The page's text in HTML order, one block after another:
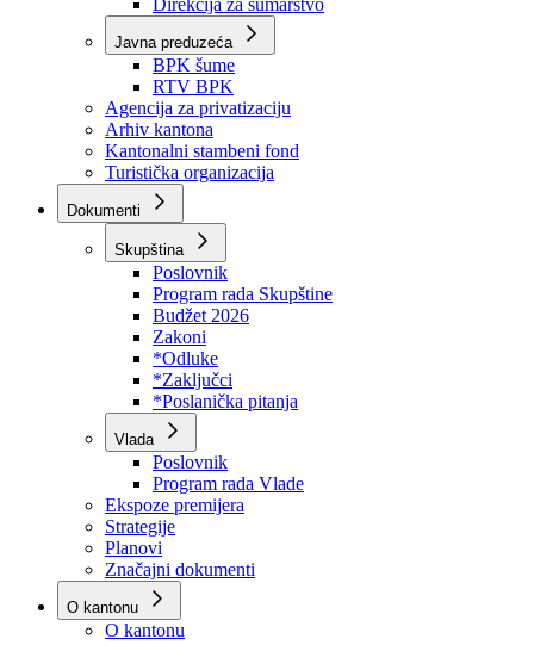
Direkcija za robne rezerve
Direkcija za ceste
Direkcija za šumarstvo
Javna preduzeća
BPK šume
RTV BPK
Agencija za privatizaciju
Arhiv kantona
Kantonalni stambeni fond
Turistička organizacija
Dokumenti
Skupština
Poslovnik
Program rada Skupštine
Budžet 2026
Zakoni
*Odluke
*Zaključci
*Poslanička pitanja
Vlada
Poslovnik
Program rada Vlade
Ekspoze premijera
Strategije
Planovi
Značajni dokumenti